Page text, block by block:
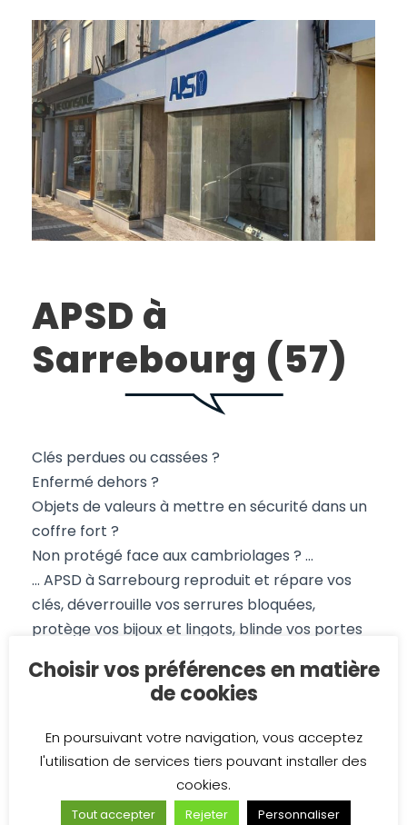
APSD à
Sarrebourg (57)
Clés perdues ou cassées ?
Enfermé dehors ?
Objets de valeurs à mettre en sécurité dans un
coffre fort ?
Non protégé face aux cambriolages ? …
… APSD à Sarrebourg reproduit et répare vos
clés, déverrouille vos serrures bloquées,
protège vos bijoux et lingots, blinde vos portes
Bien plus qu’un serrurier !
Conception graphique et étude de projet,
travaux de métallerie et habillage de la façade
en panneaux aluminium laqués et marquage
des lettrages adhésifs.
Choisir vos préférences en matière
de cookies
En poursuivant votre navigation, vous acceptez
l'utilisation de services tiers pouvant installer des
cookies.
Tout accepter Rejeter Personnaliser